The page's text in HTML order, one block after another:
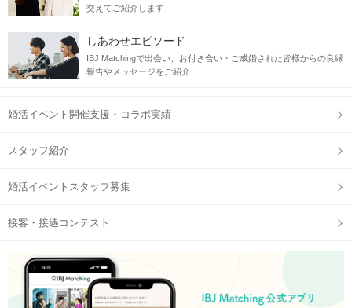
交えてご紹介します
しあわせエピソード
IBJ Matchingで出会い、お付き合い・ご成婚された皆様からの良縁
報告やメッセージをご紹介
婚活イベント開催支援・コラボ実績
スタッフ紹介
婚活イベントスタッフ募集
接客・接遇コンテスト